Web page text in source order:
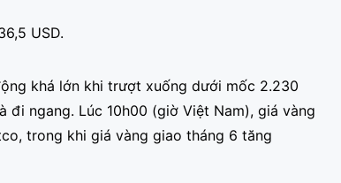
USD.
khá lớn khi trượt xuống dưới mốc 2.230
đi ngang. Lúc 10h00 (giờ Việt Nam), giá vàng
trong khi giá vàng giao tháng 6 tăng